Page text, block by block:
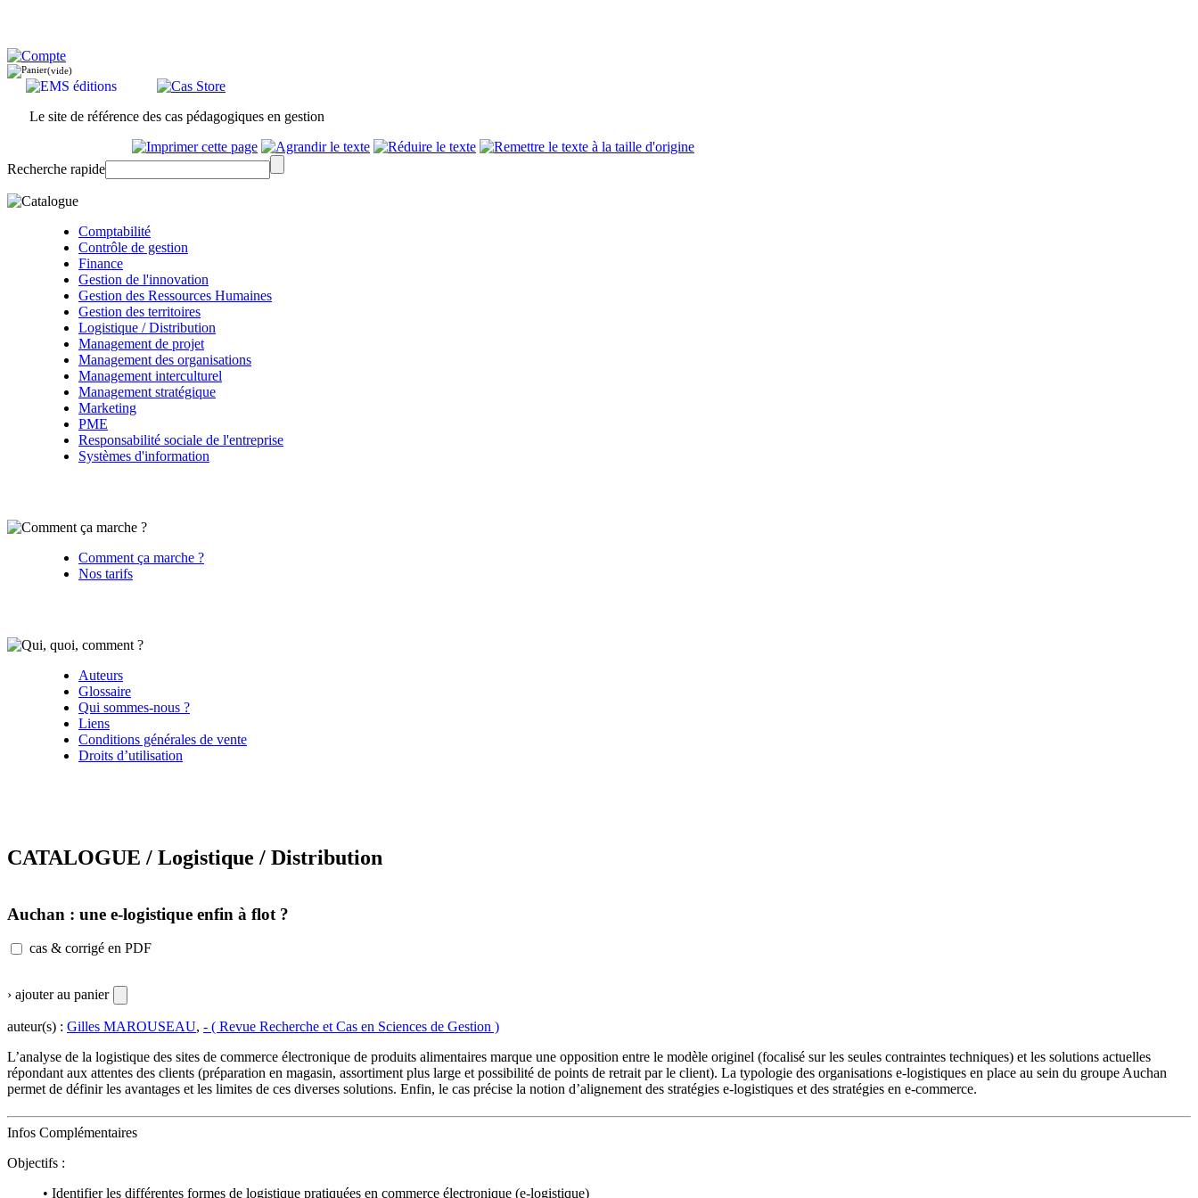
(vide)
Le site de référence des cas pédagogiques en gestion
Recherche rapide
Comptabilité
Contrôle de gestion
Finance
Gestion de l'innovation
Gestion des Ressources Humaines
Gestion des territoires
Logistique / Distribution
Management de projet
Management des organisations
Management interculturel
Management stratégique
Marketing
PME
Responsabilité sociale de l'entreprise
Systèmes d'information
Comment ça marche ?
Nos tarifs
Auteurs
Glossaire
Qui sommes-nous ?
Liens
Conditions générales de vente
Droits d’utilisation
CATALOGUE / Logistique / Distribution
Auchan : une e-logistique enfin à flot ?
cas & corrigé en PDF
› ajouter au panier
auteur(s) : Gilles MAROUSEAU, - ( Revue Recherche et Cas en Sciences de Gestion )
L’analyse de la logistique des sites de commerce électronique de produits alimentaires marque une opposition entre le modèle originel (focalisé sur les seules contraintes techniques) et les solutions actuelles
répondant aux attentes des clients (préparation en magasin, assortiment plus large et possibilité de points de retrait par le client). La typologie des organisations e-logistiques en place au sein du groupe Auchan
permet de définir les avantages et les limites de ces diverses solutions. Enfin, le cas précise la notion d’alignement des stratégies e-logistiques et des stratégies en e-commerce.
Infos Complémentaires
Objectifs :
• Identifier les différentes formes de logistique pratiquées en commerce électronique (e-logistique)